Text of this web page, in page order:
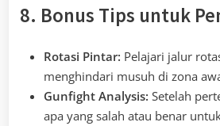
8. Bonus Tips untuk
Rotasi Pintar: Pelajari jalur
menghindari musuh di zona
Gunfight Analysis: Setelah
apa yang salah atau benar